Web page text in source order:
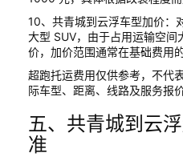
10、共青城到云浮车型加价：
大型 SUV，由于占用运输空间
价，加价范围通常在基础费用
超跑托运费用仅供参考，不代
际车型、距离、线路及服务报价
五、共青城到云
准